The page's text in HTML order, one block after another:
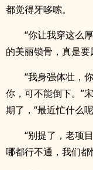
都觉得牙哆嗦。
“你让我穿这么
的美丽锁骨，真是要
“我身强体壮，
你，可不能倒下。”
期了，“最近忙什么
“别提了，老项
哪都行不通，我们都